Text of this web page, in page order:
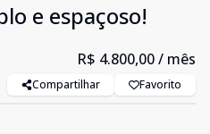
e espaçoso!
R$ 4.800,00/ mês
Compartilhar Favorito